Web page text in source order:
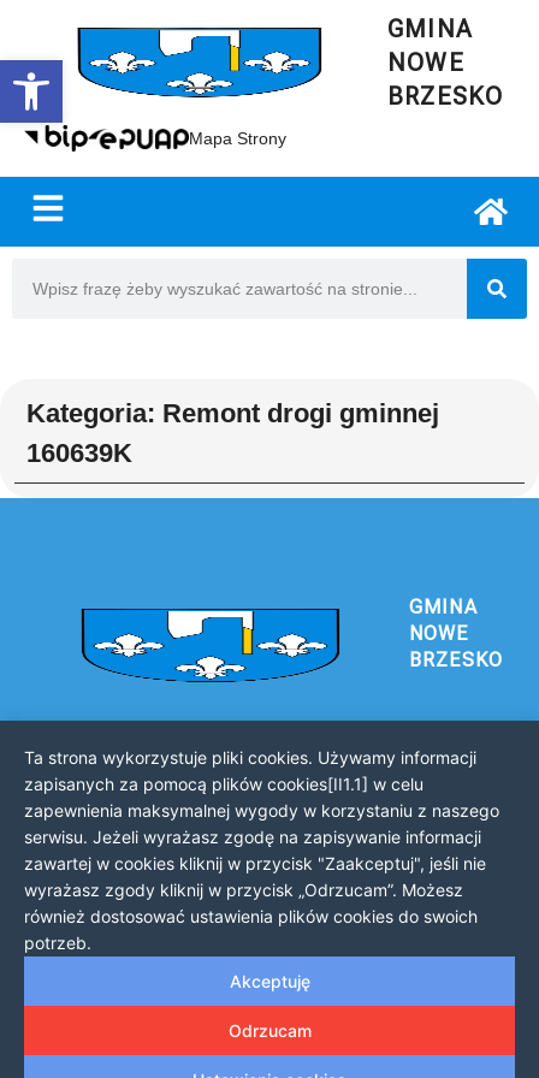
Open toolbar
GMINA
NOWE
BRZESKO
Mapa Strony
Kategoria: Remont drogi gminnej
160639K
GMINA
NOWE
BRZESKO
Urząd Gminy i Miasta Nowe Brzesko
32-120 Nowe Brzesko
ul. Krakowska 44
KONTAKT Z URZĘDEM
Telefon: 12 385 20 94
Email: sekretariat@nowe-brzesko.pl
GODZINY PRACY
Poniedziałek-Piątek: 7:30 - 15:30
Ta strona wykorzystuje pliki cookies. Używamy informacji
zapisanych za pomocą plików cookies[II1.1] w celu
zapewnienia maksymalnej wygody w korzystaniu z naszego
serwisu. Jeżeli wyrażasz zgodę na zapisywanie informacji
zawartej w cookies kliknij w przycisk "Zaakceptuj", jeśli nie
wyrażasz zgody kliknij w przycisk „Odrzucam”. Możesz
również dostosować ustawienia plików cookies do swoich
potrzeb.
Akceptuję
Odrzucam